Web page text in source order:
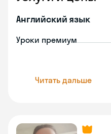
Английский язык
Уроки премиум
Читать дальше